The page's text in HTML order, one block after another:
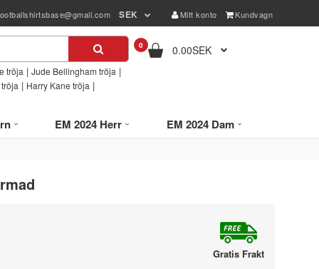
SEK Mitt konto Kundvagn
tröja | Jude Bellingham tröja |
| Harry Kane tröja |
0 0.00SEK
EM 2024 Herr EM 2024 Dam
Gratis Frakt